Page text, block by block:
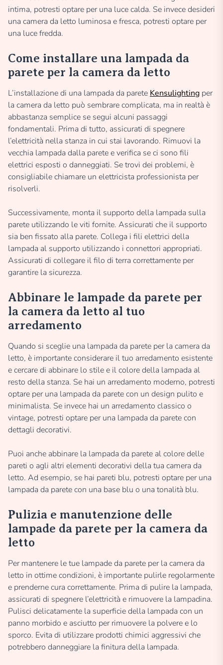
intima, potresti optare per una luce calda. Se invece desideri
una camera da letto luminosa e fresca, potresti optare per
una luce fredda.
Come installare una lampada da
parete per la camera da letto
L’installazione di una lampada da parete Kensulighting per
la camera da letto può sembrare complicata, ma in realtà è
abbastanza semplice se segui alcuni passaggi
fondamentali. Prima di tutto, assicurati di spegnere
l’elettricità nella stanza in cui stai lavorando. Rimuovi la
vecchia lampada dalla parete e verifica se ci sono fili
elettrici esposti o danneggiati. Se trovi dei problemi, è
consigliabile chiamare un elettricista professionista per
risolverli.
Successivamente, monta il supporto della lampada sulla
parete utilizzando le viti fornite. Assicurati che il supporto
sia ben fissato alla parete. Collega i fili elettrici della
lampada al supporto utilizzando i connettori appropriati.
Assicurati di collegare il filo di terra correttamente per
garantire la sicurezza.
Abbinare le lampade da parete per
la camera da letto al tuo
arredamento
Quando si sceglie una lampada da parete per la camera da
letto, è importante considerare il tuo arredamento esistente
e cercare di abbinare lo stile e il colore della lampada al
resto della stanza. Se hai un arredamento moderno, potresti
optare per una lampada da parete con un design pulito e
minimalista. Se invece hai un arredamento classico o
vintage, potresti optare per una lampada da parete con
dettagli decorativi.
Puoi anche abbinare la lampada da parete al colore delle
pareti o agli altri elementi decorativi della tua camera da
letto. Ad esempio, se hai pareti blu, potresti optare per una
lampada da parete con una base blu o una tonalità blu.
Pulizia e manutenzione delle
lampade da parete per la camera da
letto
Per mantenere le tue lampade da parete per la camera da
letto in ottime condizioni, è importante pulirle regolarmente
e prenderne cura correttamente. Prima di pulire la lampada,
assicurati di spegnere l’elettricità e rimuovere la lampadina.
Pulisci delicatamente la superficie della lampada con un
panno morbido e asciutto per rimuovere la polvere e lo
sporco. Evita di utilizzare prodotti chimici aggressivi che
potrebbero danneggiare la finitura della lampada.